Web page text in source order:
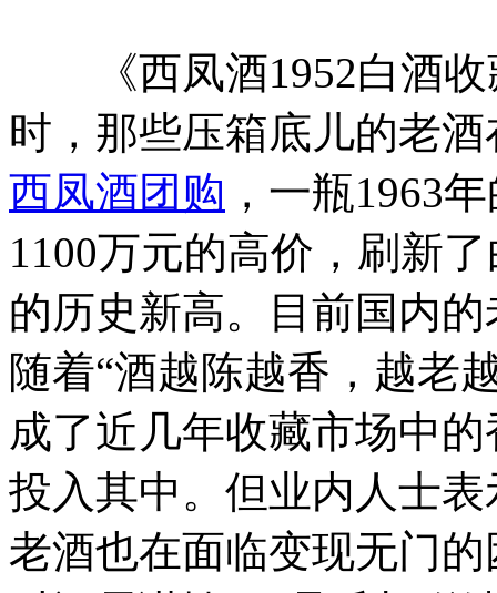
《西凤酒1952白酒收
时，那些压箱底儿的老
西凤酒团购 ，一瓶1963
1100万元的高价，刷新
的历史新高。目前国内
随着“酒越陈越香，越老
成了近几年收藏市场中
投入其中。但业内人士
老酒也在面临变现无门